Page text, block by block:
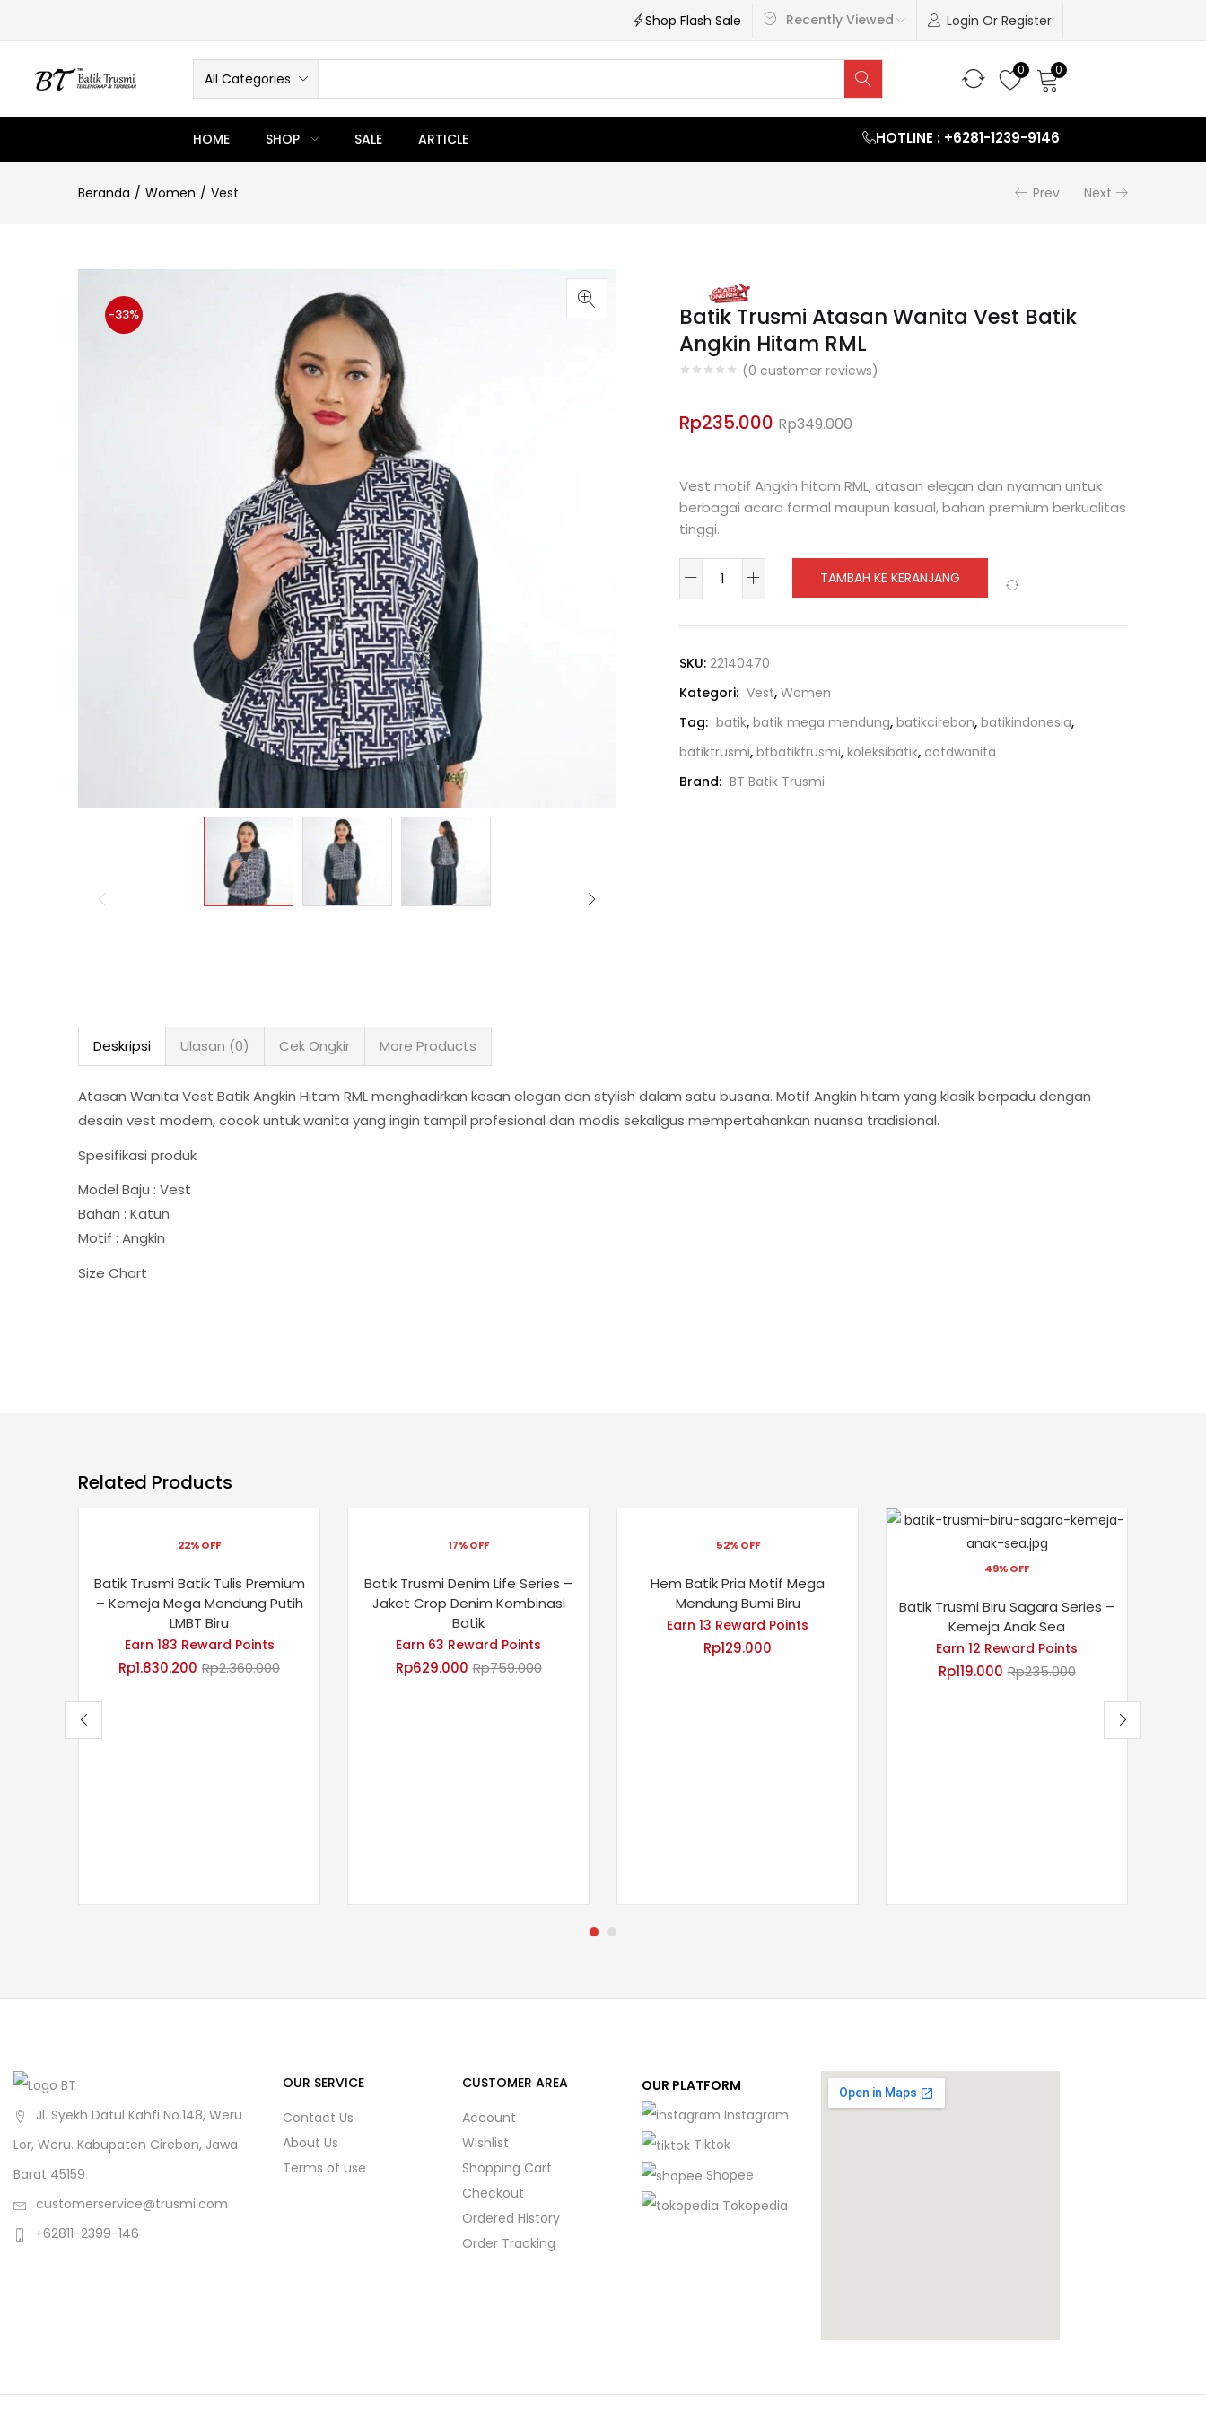
Shop Flash Sale Recently Viewed Login Or Register
All Categories
0 0
HOME SHOP SALE ARTICLE HOTLINE : +6281-1239-9146
Beranda Women Vest Prev Next
-33%
Batik Trusmi Atasan Wanita Vest Batik
Angkin Hitam RML
(0 customer reviews)
Rp235.000 Rp349.000
Vest motif Angkin hitam RML, atasan elegan dan nyaman untuk
berbagai acara formal maupun kasual, bahan premium berkualitas
tinggi.
TAMBAH KE KERANJANG
SKU: 22140470
Kategori: Vest, Women
Tag: batik, batik mega mendung, batikcirebon, batikindonesia,
batiktrusmi, btbatiktrusmi, koleksibatik, ootdwanita
Brand: BT Batik Trusmi
Deskripsi Ulasan (0) Cek Ongkir More Products
Atasan Wanita Vest Batik Angkin Hitam RML menghadirkan kesan elegan dan stylish dalam satu busana. Motif Angkin hitam yang klasik berpadu dengan
desain vest modern, cocok untuk wanita yang ingin tampil profesional dan modis sekaligus mempertahankan nuansa tradisional.
Spesifikasi produk
Model Baju : Vest
Bahan : Katun
Motif : Angkin
Size Chart
Related Products
22% OFF
Batik Trusmi Batik Tulis Premium
– Kemeja Mega Mendung Putih
LMBT Biru
Earn 183 Reward Points
Rp1.830.200 Rp2.360.000
17% OFF
Batik Trusmi Denim Life Series –
Jaket Crop Denim Kombinasi
Batik
Earn 63 Reward Points
Rp629.000 Rp759.000
52% OFF
Hem Batik Pria Motif Mega
Mendung Bumi Biru
Earn 13 Reward Points
Rp129.000
49% OFF
Batik Trusmi Biru Sagara Series –
Kemeja Anak Sea
Earn 12 Reward Points
Rp119.000 Rp235.000
Jl. Syekh Datul Kahfi No.148, Weru
Lor, Weru. Kabupaten Cirebon, Jawa
Barat 45159
customerservice@trusmi.com
+62811-2399-146
OUR SERVICE
Contact Us
About Us
Terms of use
CUSTOMER AREA
Account
Wishlist
Shopping Cart
Checkout
Ordered History
Order Tracking
OUR PLATFORM
Instagram
Tiktok
Shopee
Tokopedia